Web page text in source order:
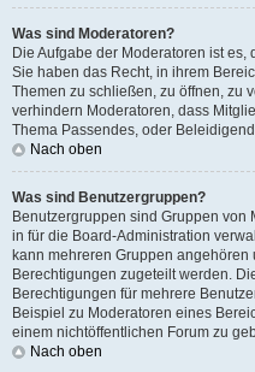
Was sind Moderatoren?
Die Aufgabe der Moderatoren ist
Sie haben das Recht, in ihrem
Themen zu schließen, zu öffnen, zu
verhindern Moderatoren, dass
Thema Passendes, oder
Nach oben
Was sind Benutzergruppen?
Benutzergruppen sind Gruppen
in für die Board-Administration
kann mehreren Gruppen
Berechtigungen zugeteilt werden.
Berechtigungen für mehrere
Beispiel zu Moderatoren eines
einem nichtöffentlichen Forum zu
Nach oben